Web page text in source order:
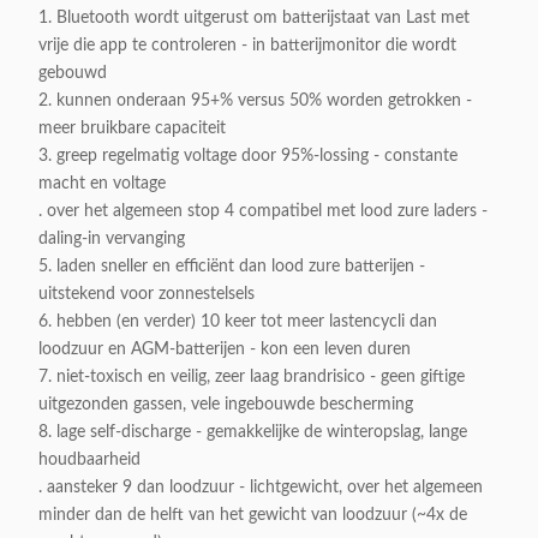
1. Bluetooth wordt uitgerust om batterijstaat van Last met
vrije die app te controleren - in batterijmonitor die wordt
gebouwd
2. kunnen onderaan 95+% versus 50% worden getrokken -
meer bruikbare capaciteit
3. greep regelmatig voltage door 95%-lossing - constante
macht en voltage
. over het algemeen stop 4 compatibel met lood zure laders -
daling-in vervanging
5. laden sneller en efficiënt dan lood zure batterijen -
uitstekend voor zonnestelsels
6. hebben (en verder) 10 keer tot meer lastencycli dan
loodzuur en AGM-batterijen - kon een leven duren
7. niet-toxisch en veilig, zeer laag brandrisico - geen giftige
uitgezonden gassen, vele ingebouwde bescherming
8. lage self-discharge - gemakkelijke de winteropslag, lange
houdbaarheid
. aansteker 9 dan loodzuur - lichtgewicht, over het algemeen
minder dan de helft van het gewicht van loodzuur (~4x de